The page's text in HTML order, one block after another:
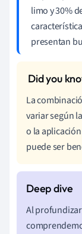
limo y 30%
presentan
La
variar según
o la
puede ser
Al